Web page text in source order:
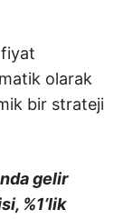
olarak
bir strateji
gelir
%1’lik